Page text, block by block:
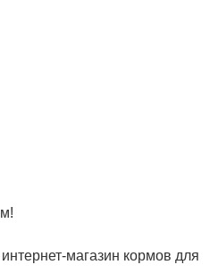
магазин кормов для